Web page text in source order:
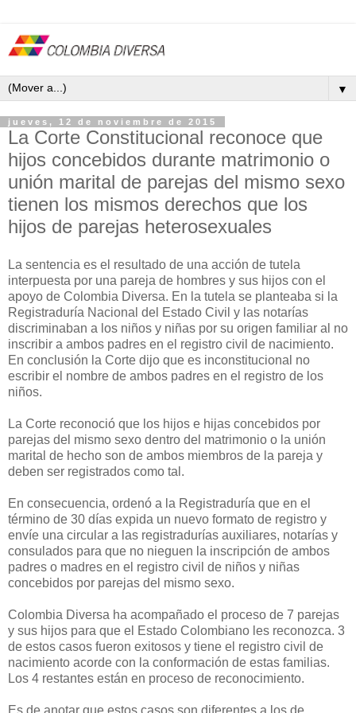
▼
jueves, 12 de noviembre de 2015
La Corte Constitucional reconoce que
hijos concebidos durante matrimonio o
unión marital de parejas del mismo sexo
tienen los mismos derechos que los
hijos de parejas heterosexuales
La sentencia es el resultado de una acción de tutela
interpuesta por una pareja de hombres y sus hijos con el
apoyo de Colombia Diversa. En la tutela se planteaba si la
Registraduría Nacional del Estado Civil y las notarías
discriminaban a los niños y niñas por su origen familiar al no
inscribir a ambos padres en el registro civil de nacimiento.
En conclusión la Corte dijo que es inconstitucional no
escribir el nombre de ambos padres en el registro de los
niños.
La Corte reconoció que los hijos e hijas concebidos por
parejas del mismo sexo dentro del matrimonio o la unión
marital de hecho son de ambos miembros de la pareja y
deben ser registrados como tal.
En consecuencia, ordenó a la Registraduría que en el
término de 30 días expida un nuevo formato de registro y
envíe una circular a las registradurías auxiliares, notarías y
consulados para que no nieguen la inscripción de ambos
padres o madres en el registro civil de niños y niñas
concebidos por parejas del mismo sexo.
Colombia Diversa ha acompañado el proceso de 7 parejas
y sus hijos para que el Estado Colombiano les reconozca. 3
de estos casos fueron exitosos y tiene el registro civil de
nacimiento acorde con la conformación de estas familias.
Los 4 restantes están en proceso de reconocimiento.
Es de anotar que estos casos son diferentes a los de